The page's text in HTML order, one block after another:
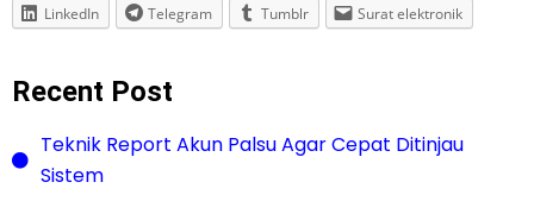
LinkedIn
Telegram Tumblr Surat elektronik
Recent Post
Teknik Report Akun Palsu Agar Cepat Ditinjau
Sistem